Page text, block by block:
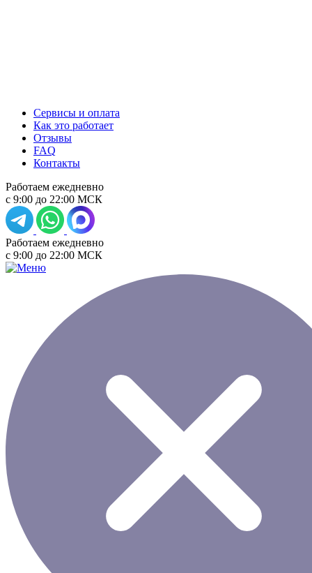
Сервисы и оплата
Как это работает
Отзывы
FAQ
Контакты
Работаем ежедневно
с 9:00 до 22:00 МСК
Работаем ежедневно
с 9:00 до 22:00 МСК